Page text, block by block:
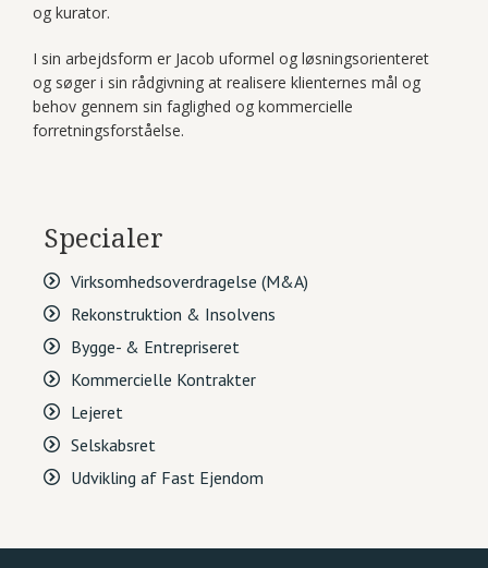
og kurator.
I sin arbejdsform er Jacob uformel og løsningsorienteret
og søger i sin rådgivning at realisere klienternes mål og
behov gennem sin faglighed og kommercielle
forretningsforståelse.
Specialer
 Virksomhedsoverdragelse (M&A)
 Rekonstruktion & Insolvens
 Bygge- & Entrepriseret
 Kommercielle Kontrakter
 Lejeret
 Selskabsret
 Udvikling af Fast Ejendom